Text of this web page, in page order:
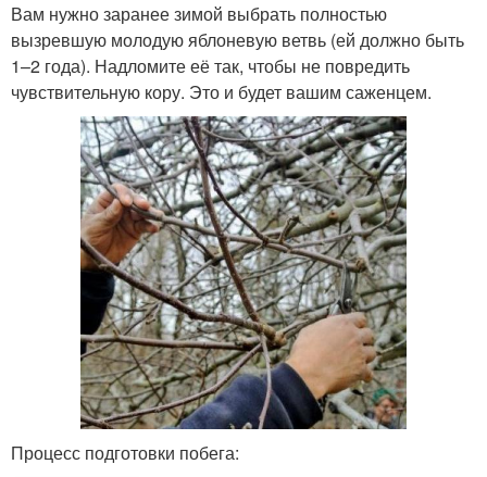
Вам нужно заранее зимой выбрать полностью
вызревшую молодую яблоневую ветвь (ей должно быть
1–2 года). Надломите её так, чтобы не повредить
чувствительную кору. Это и будет вашим саженцем.
Процесс подготовки побега: